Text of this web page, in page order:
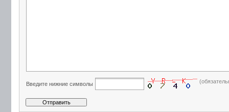
Введите нижние символы